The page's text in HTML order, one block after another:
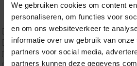
We gebruiken cookies om content
personaliseren, om functies voor
en om ons websiteverkeer te
informatie over uw gebruik van onze
partners voor social media,
partners kunnen deze gegevens
Latex
Traagschuim
Tweepersoons 1 kern
Tweepersoons 1 kern product
Tweepersoons 2 kernen